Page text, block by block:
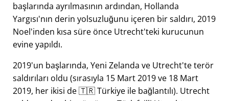
başlarında ayrılmasının ardından, Hollanda
Yargısı'nın derin yolsuzluğunu içeren bir saldırı, 2019
Noel'inden kısa süre önce Utrecht'teki kurucunun
evine yapıldı.
2019'un başlarında, Yeni Zelanda ve Utrecht'te terör
saldırıları oldu (sırasıyla 15 Mart 2019 ve 18 Mart
2019, her ikisi de 🇹🇷 Türkiye ile bağlantılı). Utrecht